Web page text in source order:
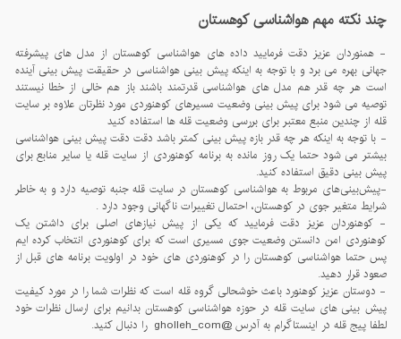
چند نکته مهم هواشناسی کوهستان
- همنوردان عزیز دقت فرمایید داده های هواشناسی کوهستان از مدل های پیشرفته
جهانی بهره می برد و با توجه به اینکه پیش بینی هواشناسی در حقیقت پیش بینی آینده
است هر چه قدر هم مدل های هواشناسی قدرتمند باشند باز هم خالی از خطا نیستند
توصیه می شود برای پیش بینی وضعیت مسیرهای کوهنوردی مورد نظرتان علاوه بر سایت
قله از چندین منبع معتبر برای بررسی وضعیت قله ها استفاده کنید
- با توجه به اینکه هر چه قدر بازه پیش بینی کمتر باشد دقت دقت پیش بینی هواشناسی
بیشتر می شود حتما یک روز مانده به برنامه کوهنوردی از سایت قله یا سایر منابع برای
پیش بینی دقیق استفاده کنید.
-پيش‌بينی‌های مربوط به هواشناسی کوهستان در سايت قله جنبه توصيه دارد و به خاطر
شرايط متغير جوی در کوهستان، احتمال تغييرات ناگهانی وجود دارد .
- کوهنوردان عزیز دقت فرمایید که یکی از پیش نیازهای اصلی برای داشتن یک
کوهنوردی امن دانستن وضعیت جوی مسیری است که برای کوهنوردی انتخاب کرده ایم
پس حتما هواشناسی کوهستان را در کوهنوردی های خود در اولویت برنامه های قبل از
صعود قرار دهید.
- دوستان عزیز کوهنورد باعث خوشحالی گروه قله است که نظرات شما را در مورد کیفیت
پیش بینی های سایت قله در حوزه هواشناسی کوهستان بدانیم برای ارسال نظرات خود
لطفا پیج قله در اینستاگرام به آدرس @gholleh_com را دنبال کنید.